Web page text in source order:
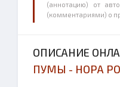
(аннотацию) от
(комментариями) о
ОПИСАНИЕ
ПУМЫ - НОРА